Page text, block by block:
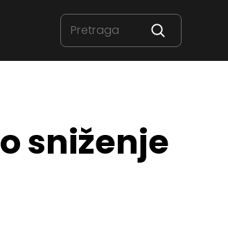
sniženje